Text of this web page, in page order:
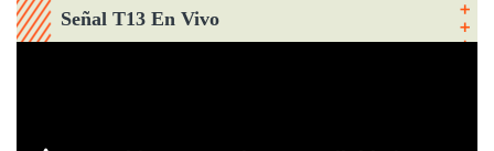
Señal T13 En Vivo